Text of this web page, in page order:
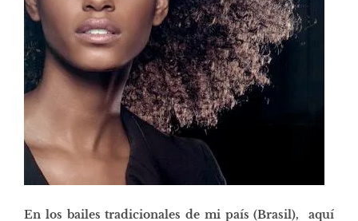
En los bailes tradicionales de mi país (Brasil), aquí